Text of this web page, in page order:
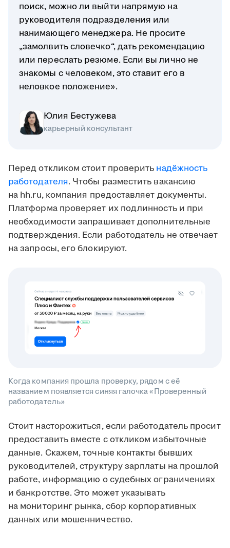
поиск, можно ли выйти напрямую на
руководителя подразделения или
нанимающего менеджера. Не просите
„замолвить словечко“, дать рекомендацию
или переслать резюме. Если вы лично не
знакомы с человеком, это ставит его в
неловкое положение».
Юлия Бестужева
карьерный консультант
Перед откликом стоит проверить надёжность
работодателя. Чтобы разместить вакансию
на hh.ru, компания предоставляет документы.
Платформа проверяет их подлинность и при
необходимости запрашивает дополнительные
подтверждения. Если работодатель не отвечает
на запросы, его блокируют.
Когда компания прошла проверку, рядом с её
названием появляется синяя галочка «Проверенный
работодатель»
Стоит насторожиться, если работодатель просит
предоставить вместе с откликом избыточные
данные. Скажем, точные контакты бывших
руководителей, структуру зарплаты на прошлой
работе, информацию о судебных ограничениях
и банкротстве. Это может указывать
на мониторинг рынка, сбор корпоративных
данных или мошенничество.